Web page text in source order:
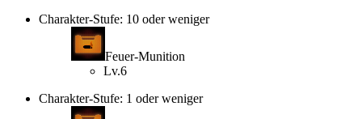
Charakter-Stufe: 10 oder weniger
Feuer-Munition
Lv.6
Charakter-Stufe: 1 oder weniger